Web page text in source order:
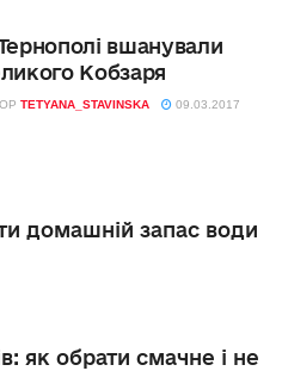
вшанували
Кобзаря
TETYANA_STAVINSKA 09.03.2017
домашній запас води
як обрати смачне і не